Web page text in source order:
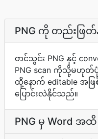
PNG ကို တည်းဖြ
တင်သွင်း PNG နှင့်
PNG scan ကိုသို့မဟု
ထို့နောက် editable အဖ
ပြောင်းလဲနိုင်သည်။
PNG မှ Word အ